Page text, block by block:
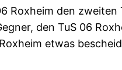
Roxheim den zweiten
den TuS 06
etwas